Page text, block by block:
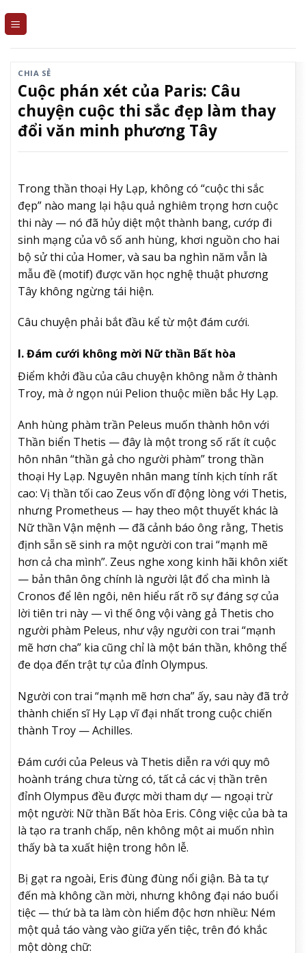
CHIA SẺ
Cuộc phán xét của Paris: Câu
chuyện cuộc thi sắc đẹp làm thay
đổi văn minh phương Tây
Trong thần thoại Hy Lạp, không có “cuộc thi sắc
đẹp” nào mang lại hậu quả nghiêm trọng hơn cuộc
thi này — nó đã hủy diệt một thành bang, cướp đi
sinh mạng của vô số anh hùng, khơi nguồn cho hai
bộ sử thi của Homer, và sau ba nghìn năm vẫn là
mẫu đề (motif) được văn học nghệ thuật phương
Tây không ngừng tái hiện.
Câu chuyện phải bắt đầu kể từ một đám cưới.
I. Đám cưới không mời Nữ thần Bất hòa
Điểm khởi đầu của câu chuyện không nằm ở thành
Troy, mà ở ngọn núi Pelion thuộc miền bắc Hy Lạp.
Anh hùng phàm trần Peleus muốn thành hôn với
Thần biển Thetis — đây là một trong số rất ít cuộc
hôn nhân “thần gả cho người phàm” trong thần
thoại Hy Lạp. Nguyên nhân mang tính kịch tính rất
cao: Vị thần tối cao Zeus vốn dĩ động lòng với Thetis,
nhưng Prometheus — hay theo một thuyết khác là
Nữ thần Vận mệnh — đã cảnh báo ông rằng, Thetis
định sẵn sẽ sinh ra một người con trai “mạnh mẽ
hơn cả cha mình”. Zeus nghe xong kinh hãi khôn xiết
— bản thân ông chính là người lật đổ cha mình là
Cronos để lên ngôi, nên hiểu rất rõ sự đáng sợ của
lời tiên tri này — vì thế ông vội vàng gả Thetis cho
người phàm Peleus, như vậy người con trai “mạnh
mẽ hơn cha” kia cũng chỉ là một bán thần, không thể
đe dọa đến trật tự của đỉnh Olympus.
Người con trai “mạnh mẽ hơn cha” ấy, sau này đã trở
thành chiến sĩ Hy Lạp vĩ đại nhất trong cuộc chiến
thành Troy — Achilles.
Đám cưới của Peleus và Thetis diễn ra với quy mô
hoành tráng chưa từng có, tất cả các vị thần trên
đỉnh Olympus đều được mời tham dự — ngoại trừ
một người: Nữ thần Bất hòa Eris. Công việc của bà ta
là tạo ra tranh chấp, nên không một ai muốn nhìn
thấy bà ta xuất hiện trong hôn lễ.
Bị gạt ra ngoài, Eris đùng đùng nổi giận. Bà ta tự
đến mà không cần mời, nhưng không đại náo buổi
tiệc — thứ bà ta làm còn hiểm độc hơn nhiều: Ném
một quả táo vàng vào giữa yến tiệc, trên đó khắc
một dòng chữ: